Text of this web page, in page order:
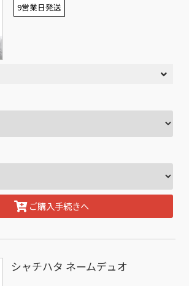
9営業日発送
ご購入手続きへ
シャチハタ ネームデュオ